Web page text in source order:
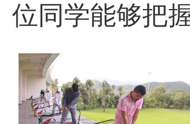
位同学能够把